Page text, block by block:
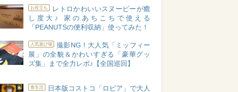
お役立ち
レトロかわいいスヌーピーが癒
し度大♪ 家のあちこちで使える
「PEANUTSの便利収納」使ってみた！
人気遊び場
撮影NG！大人気「ミッフィー
展」の全貌＆かわいすぎる「豪華グッ
ズ集」まで全力レポ♪【全国巡回】
食生活
日本版コストコ「ロピア」で大人